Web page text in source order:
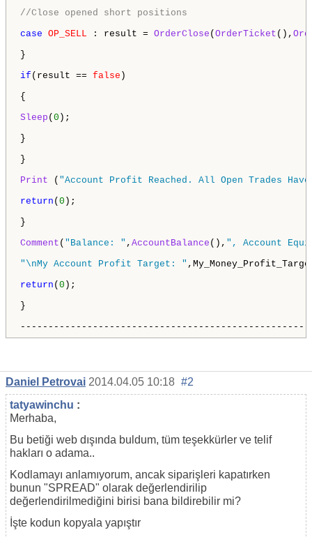
//Close opened short positions
case OP_SELL : result = OrderClose ( OrderTicket (),
}
if (result == false )
{
Sleep ( 0 );
}
}
Print ( "Account Profit Reached. All Open Trades Have
return ( 0 );
}
Comment ( "Balance: " , AccountBalance (), ", Account
"\nMy Account Profit Target: "
return ( 0 );
}
Daniel Petrovai 2014.04.05 10:18 #2
tatyawinchu :
Merhaba,
Bu betiği web dışında buldum, tüm teşekkürler ve telif
hakları o adama..
Kodlamayı anlamıyorum, ancak siparişleri kapatırken
bunun "SPREAD" olarak değerlendirilip
değerlendirilmediğini birisi bana bildirebilir mi?
İşte kodun kopyala yapıştır